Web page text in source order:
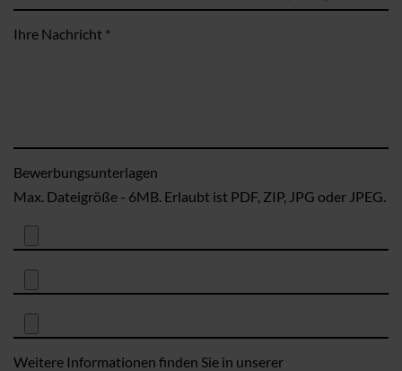
Ihre Nachricht *
Bewerbungsunterlagen
Max. Dateigröße - 6MB. Erlaubt ist PDF, ZIP, JPG oder JPEG.
Weitere Informationen finden Sie in unserer